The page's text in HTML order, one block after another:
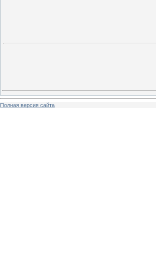
Полная версия сайта